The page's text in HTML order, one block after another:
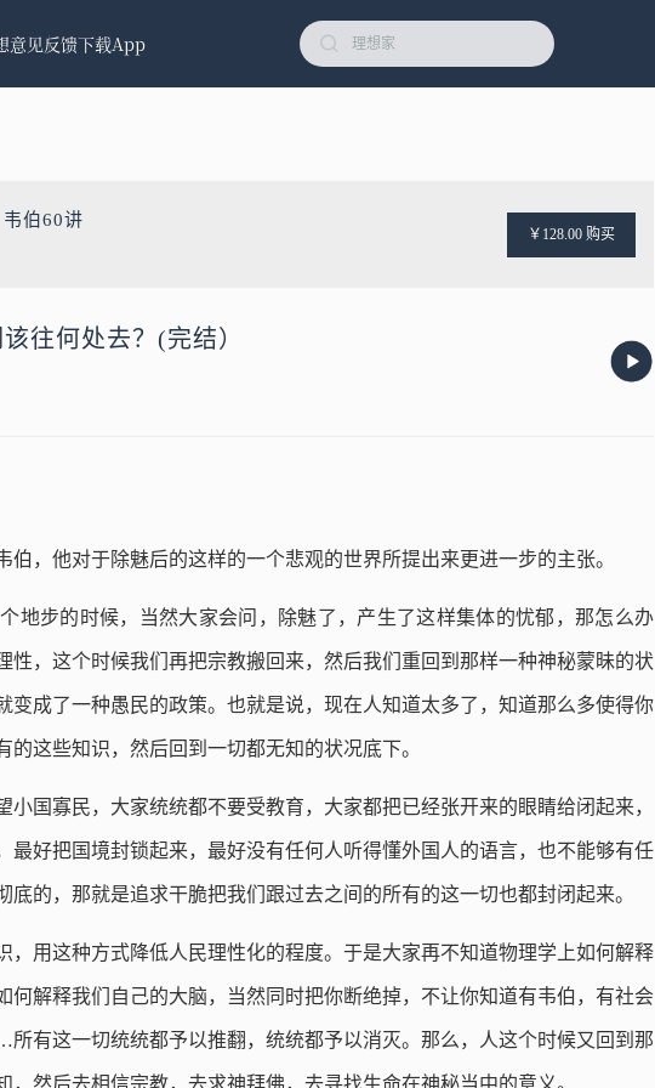
意见反馈下载App
伯60讲
￥128.00 购买
往何处去？(完结）
，他对于除魅后的这样的一个悲观的世界所提出来更进一步的主张。
地步的时候，当然大家会问，除魅了，产生了这样集体的忧郁，那怎么办
性，这个时候我们再把宗教搬回来，然后我们重回到那样一种神秘蒙昧的状
变成了一种愚民的政策。也就是说，现在人知道太多了，知道那么多使得你
这些知识，然后回到一切都无知的状况底下。
国寡民，大家统统都不要受教育，大家都把已经张开来的眼睛给闭起来，
最好把国境封锁起来，最好没有任何人听得懂外国人的语言，也不能够有任
的，那就是追求干脆把我们跟过去之间的所有的这一切也都封闭起来。
，用这种方式降低人民理性化的程度。于是大家再不知道物理学上如何解释
何解释我们自己的大脑，当然同时把你断绝掉，不让你知道有韦伯，有社会
有这一切统统都予以推翻，统统都予以消灭。那么，人这个时候又回到那
然后去相信宗教，去求神拜佛，去寻找生命在神秘当中的意义。